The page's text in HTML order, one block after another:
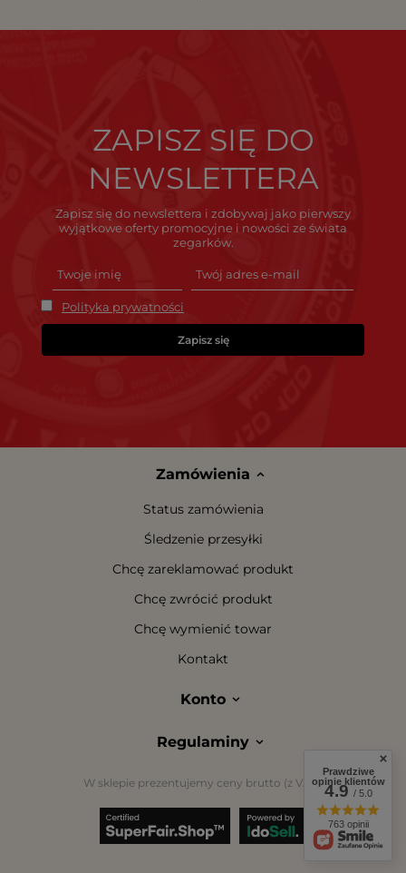
ZAPISZ SIĘ DO
NEWSLETTERA
Zapisz się do newslettera i zdobywaj jako pierwszy
wyjątkowe oferty promocyjne i nowości ze świata
zegarków.
Polityka prywatności
Zapisz się
Zamówienia
Status zamówienia
Śledzenie przesyłki
Chcę zareklamować produkt
Chcę zwrócić produkt
Chcę wymienić towar
Kontakt
Konto
Regulaminy
W sklepie prezentujemy ceny brutto (z VAT).
Prawdziwe
opinie klientów
4.9/ 5.0
763 opinii